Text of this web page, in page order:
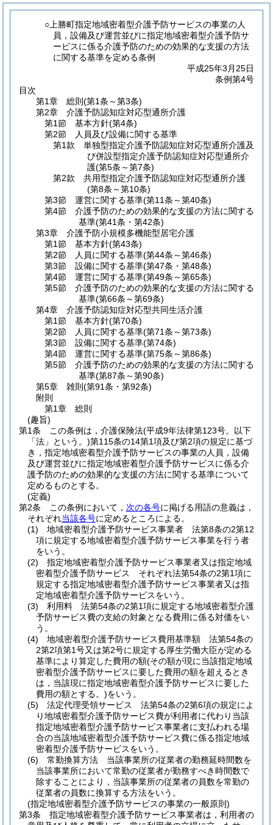
○上勝町指定地域密着型介護予防サービスの事業の人
員，設備及び運営並びに指定地域密着型介護予防サ
ービスに係る介護予防のための効果的な支援の方法
に関する基準を定める条例
平成25年3月25日
条例第4号
目次
第1章
総則 (第1条～第3条)
第2章
介護予防認知症対応型通所介護
第1節
基本方針(第4条)
第2節
人員及び設備に関する基準
第1款
単独型指定介護予防認知症対応型通所介護及
び併設型指定介護予防認知症対応型通所介
護(第5条～第7条)
第2款
共用型指定介護予防認知症対応型通所介護
(第8条～第10条)
第3節
運営に関する基準(第11条～第40条)
第4節
介護予防のための効果的な支援の方法に関する
基準(第41条・第42条)
第3章
介護予防小規模多機能型居宅介護
第1節
基本方針(第43条)
第2節
人員に関する基準(第44条～第46条)
第3節
設備に関する基準(第47条・第48条)
第4節
運営に関する基準(第49条～第65条)
第5節
介護予防のための効果的な支援の方法に関する
基準(第66条～第69条)
第4章
介護予防認知症対応型共同生活介護
第1節
基本方針(第70条)
第2節
人員に関する基準(第71条～第73条)
第3節
設備に関する基準(第74条)
第4節
運営に関する基準(第75条～第86条)
第5節
介護予防のための効果的な支援の方法に関する
基準(第87条～第90条)
第5章
雑則 (第91条・第92条)
附則
第1章
総則
(趣旨)
第1条
この条例は，介護保険法(平成9年法律第123号。以下
「法」という。)第115条の14第1項及び第2項の規定に基づ
き，指定地域密着型介護予防サービスの事業の人員，設備
及び運営並びに指定地域密着型介護予防サービスに係る介
護予防のための効果的な支援の方法に関する基準について
定めるものとする。
(定義)
第2条
この条例において， 次の各号に掲げる用語の意義は，
それぞれ当該各号に定めるところによる。
(1)
地域密着型介護予防サービス事業者 法第8条の2第12
項に規定する地域密着型介護予防サービス事業を行う者
をいう。
(2)
指定地域密着型介護予防サービス事業者又は指定地域
密着型介護予防サービス それぞれ法第54条の2第1項に
規定する指定地域密着型介護予防サービス事業者又は指
定地域密着型介護予防サービスをいう。
(3)
利用料 法第54条の2第1項に規定する地域密着型介護
予防サービス費の支給の対象となる費用に係る対価をい
う。
(4)
地域密着型介護予防サービス費用基準額 法第54条の
2第2項第1号又は第2号に規定する厚生労働大臣が定める
基準により算定した費用の額(その額が現に当該指定地域
密着型介護予防サービスに要した費用の額を超えるとき
は，当該現に指定地域密着型介護予防サービスに要した
費用の額とする。)をいう。
(5)
法定代理受領サービス 法第54条の2第6項の規定によ
り地域密着型介護予防サービス費が利用者に代わり当該
指定地域密着型介護予防サービス事業者に支払われる場
合の当該地域密着型介護予防サービス費に係る指定地域
密着型介護予防サービスをいう。
(6)
常勤換算方法 当該事業所の従業者の勤務延時間数を
当該事業所において常勤の従業者が勤務すべき時間数で
除することにより，当該事業所の従業者の員数を常勤の
従業者の員数に換算する方法をいう。
(指定地域密着型介護予防サービスの事業の一般原則)
第3条
指定地域密着型介護予防サービス事業者は，利用者の